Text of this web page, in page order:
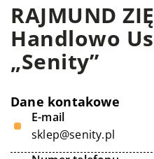
RAJMUND
Handlowo
„Senity”
Dane kontakowe
E-mail
sklep@senity.pl